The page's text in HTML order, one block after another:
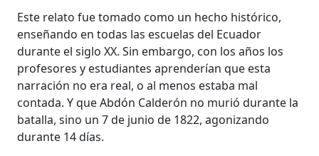
Este relato fue tomado como un hecho histórico,
enseñando en todas las escuelas del Ecuador
durante el siglo XX. Sin embargo, con los años los
profesores y estudiantes aprenderían que esta
narración no era real, o al menos estaba mal
contada. Y que Abdón Calderón no murió durante la
batalla, sino un 7 de junio de 1822, agonizando
durante 14 días.